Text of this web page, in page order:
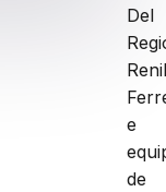
Del
e
de